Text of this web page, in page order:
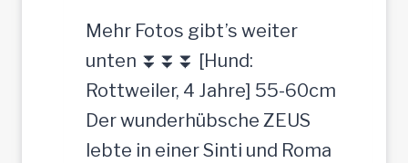
Mehr Fotos gibt’s weiter
unten ⏬⏬⏬ [Hund:
Rottweiler, 4 Jahre] 55-60cm
Der wunderhübsche ZEUS
lebte in einer Sinti und Roma